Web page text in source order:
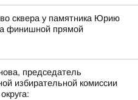
сквера у памятника Юрию
финишной прямой
председатель
избирательной комиссии